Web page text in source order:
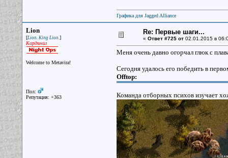
Графика для Jagged Alliance
Lion
[Lion. King Lion.]
Кардинал
Welcome to Metavira!
Пол:
Репутация: +363
Re: Первые шаги...
« Ответ #725 от02.01.2015 в
Меня очень давно огорчал глюк с
Сегодня удалось его победить в
Offtop:
Команда отборных психов изучает